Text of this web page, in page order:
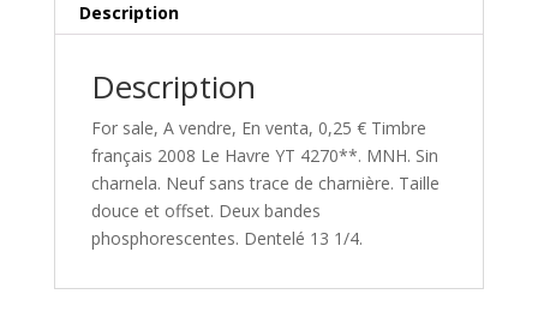
Description
Description
For sale, A vendre, En venta, 0,25 € Timbre
français 2008 Le Havre YT 4270**. MNH. Sin
charnela. Neuf sans trace de charnière. Taille
douce et offset. Deux bandes
phosphorescentes. Dentelé 13 1/4.